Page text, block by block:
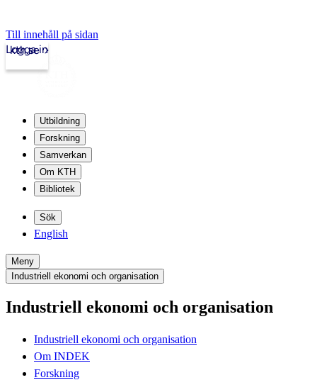
Till innehåll på sidan
kth.se
Logga in
Utbildning
Forskning
Samverkan
Om KTH
Bibliotek
Sök
English
Meny
Industriell ekonomi och organisation
Industriell ekonomi och organisation
Industriell ekonomi och organisation
Om INDEK
Forskning